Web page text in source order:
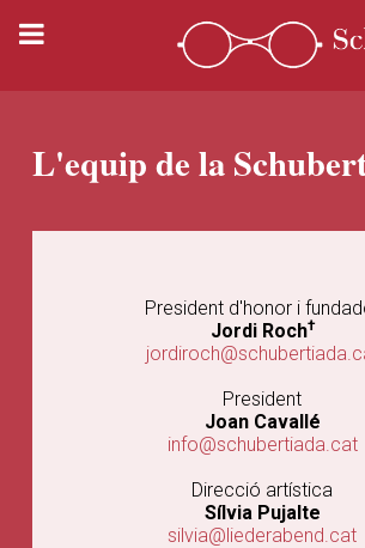
L'equip de la
President d'honor i
Jordi Roch†
President
Joan Cavallé
info@schubertiada.cat
Direcció artística
Sílvia Pujalte
silvia@liederabend.cat